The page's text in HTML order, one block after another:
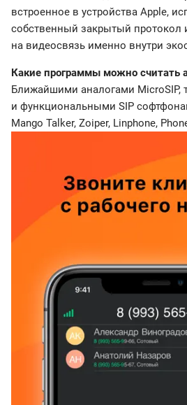
встроенное в устройства Apple,
собственный закрытый протокол
на видеосвязь именно внутри
Какие программы можно считать
Ближайшими аналогами MicroSIP,
и функциональными SIP
Mango Talker, Zoiper, Linphone,